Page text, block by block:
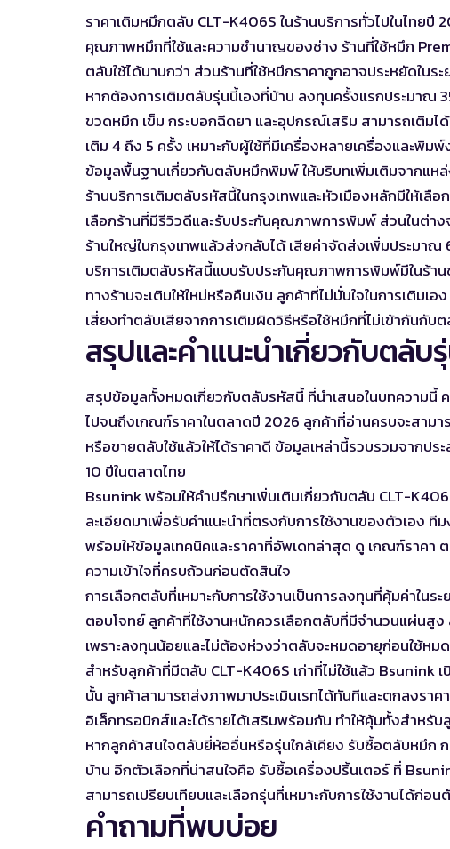
ราคาเติมหมึกตลับ CLT-K406S ในร้านบริการทั่วไปในไทย
คุณภาพหมึกที่ใช้และความชำนาญของช่าง ร้านที่ใช้หมึก
ตลับใช้ได้นานกว่า ส่วนร้านที่ใช้หมึกราคาถูกอาจประหยัดในร
หากต้องการเติมตลับรุ่นนี้เองที่บ้าน ลงทุนครั้งแรกประมา
ขวดหมึก เข็ม กระบอกฉีดยา และอุปกรณ์เสริม สามารถเติม
เติม 4 ถึง 5 ครั้ง เหมาะกับผู้ใช้ที่มีเครื่องหลายเครื่องและพิม
ข้อมูลพื้นฐานเกี่ยวกับตลับหมึกพิมพ์ให้บริบทเพิ่มเติมจากแห
ร้านบริการเติมตลับรหัสนี้ในกรุงเทพและหัวเมืองหลักมีให้เ
เลือกร้านที่มีรีวิวดีและรับประกันคุณภาพการพิมพ์ ส่วนในต่า
ร้านใหญ่ในกรุงเทพแล้วส่งกลับได้ เสียค่าจัดส่งเพิ่มประมา
บริการเติมตลับรหัสนี้แบบรับประกันคุณภาพการพิมพ์มีในร้าน
ทางร้านจะเติมให้ใหม่หรือคืนเงิน ลูกค้าที่ไม่มั่นใจในการเติม
เสี่ยงทำตลับเสียจากการเติมผิดวิธีหรือใช้หมึกที่ไม่เข้ากันกับ
สรุปและคำแนะนำเกี่ยวกับตลับ
สรุปข้อมูลทั้งหมดเกี่ยวกับตลับรหัสนี้ ที่นำเสนอในบทความนี้
ไปจนถึงเกณฑ์ราคาในตลาดปี 2026 ลูกค้าที่อ่านครบจะสาม
หรือขายตลับใช้แล้วให้ได้ราคาดี ข้อมูลเหล่านี้รวบรวมจากป
10 ปีในตลาดไทย
Bsunink พร้อมให้คำปรึกษาเพิ่มเติมเกี่ยวกับตลับ CLT-
ละเอียดมาเพื่อรับคำแนะนำที่ตรงกับการใช้งานของตัวเอง
พร้อมให้ข้อมูลเทคนิคและราคาที่อัพเดทล่าสุด ดู เกณฑ์ราคา
ความเข้าใจที่ครบถ้วนก่อนตัดสินใจ
การเลือกตลับที่เหมาะกับการใช้งานเป็นการลงทุนที่คุ้มค่าใ
ตอบโจทย์ ลูกค้าที่ใช้งานหนักควรเลือกตลับที่มีจำนวนแผ่นสู
เพราะลงทุนน้อยและไม่ต้องห่วงว่าตลับจะหมดอายุก่อนใช้หมด
สำหรับลูกค้าที่มีตลับ CLT-K406S เก่าที่ไม่ใช้แล้ว Bsunink
นั้น ลูกค้าสามารถส่งภาพมาประเมินเรทได้ทันทีและตกลงรา
อิเล็กทรอนิกส์และได้รายได้เสริมพร้อมกัน ทำให้คุ้มทั้งสำหรับ
หากลูกค้าสนใจตลับยี่ห้ออื่นหรือรุ่นใกล้เคียง รับซื้อตลับหมึก
บ้าน อีกตัวเลือกที่น่าสนใจคือ รับซื้อเครื่องปริ้นเตอร์ที่
สามารถเปรียบเทียบและเลือกรุ่นที่เหมาะกับการใช้งานได้ก่
คำถามที่พบบ่อย